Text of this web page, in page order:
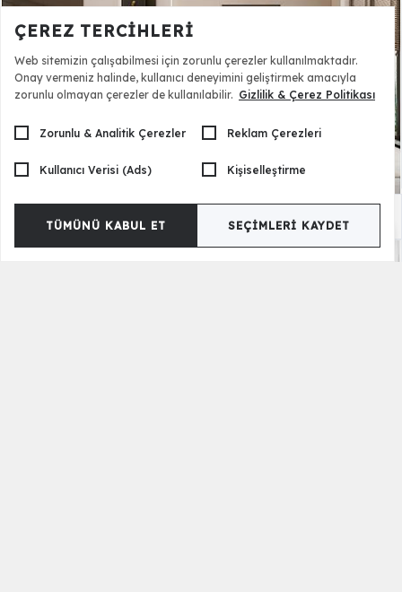
Fresco Koltuk Takımı 93.990,00 TL
ÇEREZ TERCIHLERI
Web sitemizin çalışabilmesi için zorunlu çerezler kullanılmaktadır.
Onay vermeniz halinde, kullanıcı deneyimini geliştirmek amacıyla
zorunlu olmayan çerezler de kullanılabilir. Gizlilik & Çerez Politikası
Zorunlu & Analitik Çerezler Reklam Çerezleri
Kullanıcı Verisi (Ads) Kişiselleştirme
TÜMÜNÜ KABUL ET SEÇIMLERI KAYDET